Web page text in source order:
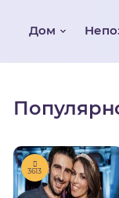
Дом
3613